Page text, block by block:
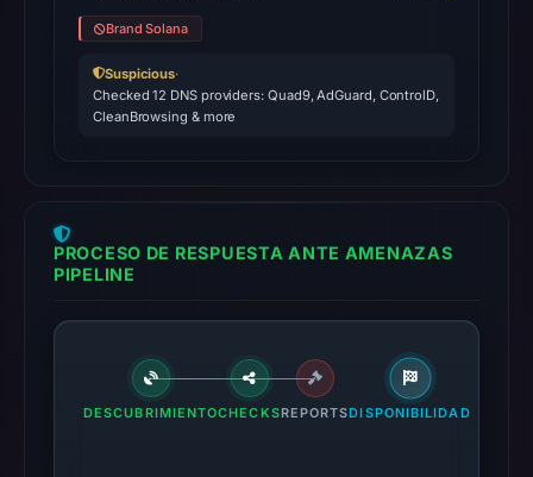
Brand Solana
Suspicious·
Checked 12 DNS providers: Quad9, AdGuard, ControlD,
CleanBrowsing & more
PROCESO DE RESPUESTA ANTE AMENAZAS
PIPELINE
DESCUBRIMIENTOCHECKSREPORTSDISPONIBILIDAD